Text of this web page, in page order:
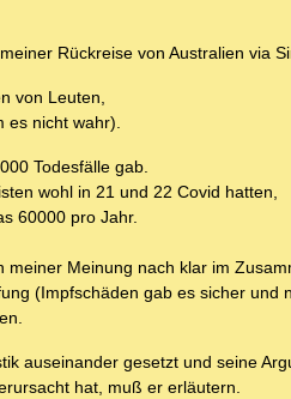
Rückreise von Australien via
von Leuten,
es nicht wahr).
Todesfälle gab.
wohl in 21 und 22 Covid hatten,
60000 pro Jahr.
Meinung nach klar im
(Impfschäden gab es sicher
auseinander gesetzt und seine
hat, muß er erläutern.